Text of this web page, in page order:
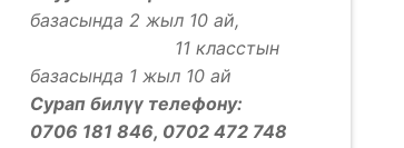
базасында 2 жыл 10 ай,
11 класстын
базасында 1 жыл 10 ай
Сурап билүү телефону:
0706 181 846, 0702 472 748